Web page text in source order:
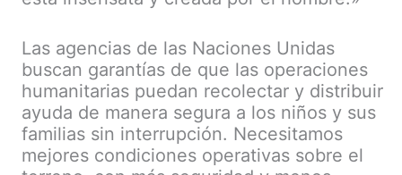
Las agencias de las Naciones Unidas
buscan garantías de que las operaciones
humanitarias puedan recolectar y distribuir
ayuda de manera segura a los niños y sus
familias sin interrupción. Necesitamos
mejores condiciones operativas sobre el